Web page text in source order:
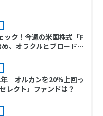
ック！今週の米国株式「F
め、オラクルとブロードコ
年 オルカンを20％上回っ
レクト」ファンドは？